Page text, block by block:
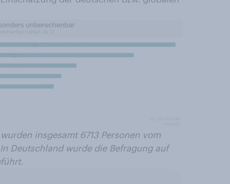
insgesamt 6713 Personen vom
In Deutschland wurde die Befragung auf